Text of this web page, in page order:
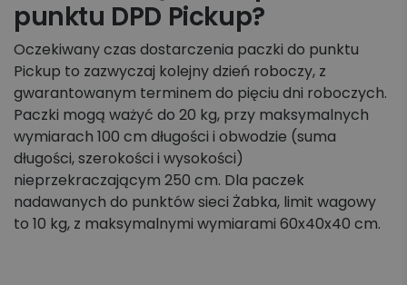
punktu DPD Pickup?
Oczekiwany czas dostarczenia paczki do punktu
Pickup to zazwyczaj kolejny dzień roboczy, z
gwarantowanym terminem do pięciu dni roboczych.
Paczki mogą ważyć do 20 kg, przy maksymalnych
wymiarach 100 cm długości i obwodzie (suma
długości, szerokości i wysokości)
nieprzekraczającym 250 cm. Dla paczek
nadawanych do punktów sieci Żabka, limit wagowy
to 10 kg, z maksymalnymi wymiarami 60x40x40 cm.